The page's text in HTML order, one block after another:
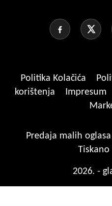
Politika Kolačića
korištenja
Impresum
Predaja malih
2026. -